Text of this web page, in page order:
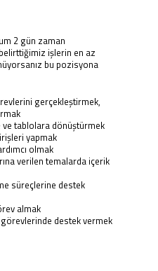
2 gün zaman
işlerin en az
bu pozisyona
gerçekleştirmek,
tablolara dönüştürmek
yapmak
olmak
verilen temalarda içerik
süreçlerine destek
almak
görevlerinde destek vermek